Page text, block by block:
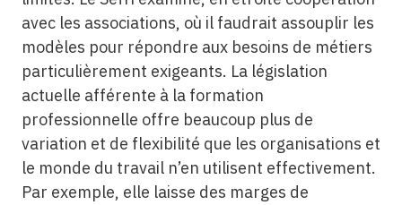
avec les associations, où il faudrait assouplir les
modèles pour répondre aux besoins de métiers
particulièrement exigeants. La législation
actuelle afférente à la formation
professionnelle offre beaucoup plus de
variation et de flexibilité que les organisations et
le monde du travail n’en utilisent effectivement.
Par exemple, elle laisse des marges de